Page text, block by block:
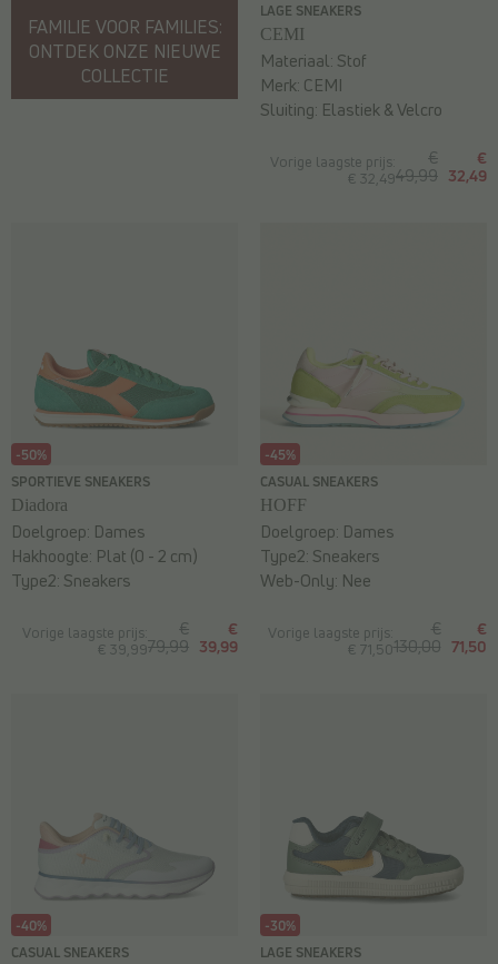
FAMILIE VOOR FAMILIES:
ONTDEK ONZE NIEUWE
COLLECTIE
LAGE SNEAKERS
CEMI
Vorige laagste prijs:
€ 32,49
€
49,99
€
32,49
Materiaal: Stof
Merk: CEMI
Sluiting: Elastiek & Velcro
-50%
SPORTIEVE SNEAKERS
Diadora
Vorige laagste prijs:
€ 39,99
€
79,99
€
39,99
Doelgroep: Dames
Hakhoogte: Plat (0 - 2 cm)
Type2: Sneakers
-45%
CASUAL SNEAKERS
HOFF
Vorige laagste prijs:
€ 71,50
€
130,00
€
71,50
Doelgroep: Dames
Type2: Sneakers
Web-Only: Nee
-40%
CASUAL SNEAKERS
-30%
LAGE SNEAKERS